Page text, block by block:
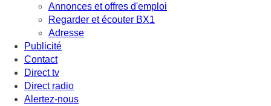
Annonces et offres d'emploi
Regarder et écouter BX1
Adresse
Publicité
Contact
Direct tv
Direct radio
Alertez-nous